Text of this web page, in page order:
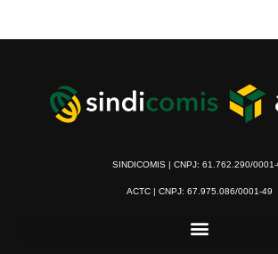
SINDICOMIS | CNPJ: 61.762.290/0001-
ACTC | CNPJ: 67.975.086/0001-49